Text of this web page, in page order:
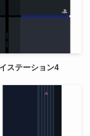
ステーション4